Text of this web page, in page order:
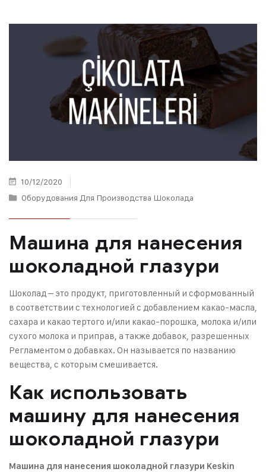
10/12/2020
Оборудования Для Производства Шоколада
Машина для нанесения
шоколадной глазури
Шоколад – это продукт, приготовленный и сформованный
в соответствии с технологией с добавлением какао-масла,
сахара и какао тертого и/или какао-порошка, молока и/или
сухого молока и приправ, а также добавок, разрешенных
Регламентом о добавках. Он называется по названию
вещества, с которым смешивается.
Как использовать
машину для нанесения
шоколадной глазури
Машина для нанесения шоколадной глазури Keskin